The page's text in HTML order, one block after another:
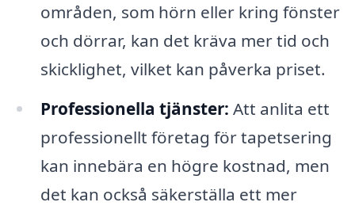
områden, som hörn eller kring fönster
och dörrar, kan det kräva mer tid och
skicklighet, vilket kan påverka priset.
Professionella tjänster: Att anlita ett
professionellt företag för tapetsering
kan innebära en högre kostnad, men
det kan också säkerställa ett mer